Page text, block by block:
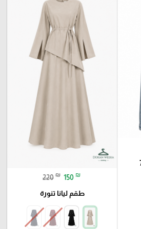
220 ₪ 150 ₪
طقم ليانا تنورة